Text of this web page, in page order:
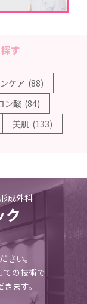
す
ケア (88)
ン酸 (84)
美肌 (133)
成外科
ク
さい。
ての技術で
ます。